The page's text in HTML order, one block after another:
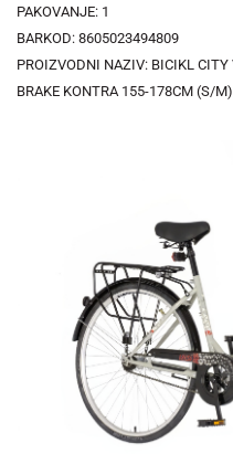
PAKOVANJE: 1
BARKOD: 8605023494809
PROIZVODNI NAZIV: BICIKL
BRAKE KONTRA 155-178CM (S/